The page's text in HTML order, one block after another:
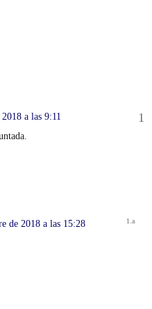
a las 9:11
de 2018 a las 15:28